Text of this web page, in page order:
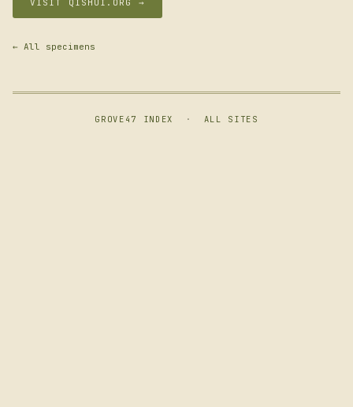
VISIT QISHUI.ORG →
← All specimens
GROVE47 INDEX · ALL SITES